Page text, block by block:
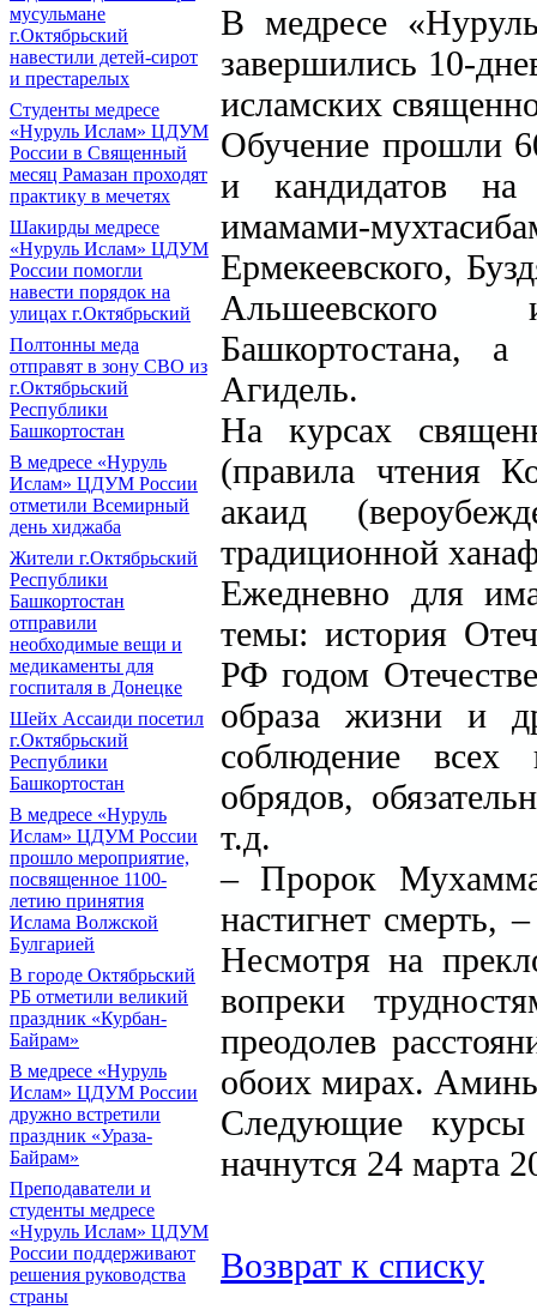
мусульмане
г.Октябрьский
навестили детей-сирот
и престарелых
Cтуденты медресе
«Нуруль Ислам» ЦДУМ
России в Священный
месяц Рамазан проходят
практику в мечетях
Шакирды медресе
«Нуруль Ислам» ЦДУМ
России помогли
навести порядок на
улицах г.Октябрьский
Полтонны меда
отправят в зону СВО из
г.Октябрьский
Республики
Башкортостан
В медресе «Нуруль
Ислам» ЦДУМ России
отметили Всемирный
день хиджаба
Жители г.Октябрьский
Республики
Башкортостан
отправили
необходимые вещи и
медикаменты для
госпиталя в Донецке
Шейх Ассаиди посетил
г.Октябрьский
Республики
Башкортостан
В медресе «Нуруль
Ислам» ЦДУМ России
прошло мероприятие,
посвященное 1100-
летию принятия
Ислама Волжской
Булгарией
В городе Октябрьский
РБ отметили великий
праздник «Курбан-
Байрам»
В медресе «Нуруль
Ислам» ЦДУМ России
дружно встретили
праздник «Ураза-
Байрам»
Преподаватели и
студенты медресе
«Нуруль Ислам» ЦДУМ
России поддерживают
решения руководства
страны
В медресе
завершились 10-
исламских
Обучение прошли
и кандидатов на
имамами-
Ермекеевского,
Альшеевского
Башкортостана,
Агидель.
На курсах
(правила чтения
акаид
традиционной
Ежедневно для
темы: история
РФ годом
образа жизни и
соблюдение всех
обрядов,
т.д.
– Пророк
настигнет смерть,
Несмотря на
вопреки
преодолев
обоих мирах.
Следующие
начнутся 24 марта
Возврат к списку